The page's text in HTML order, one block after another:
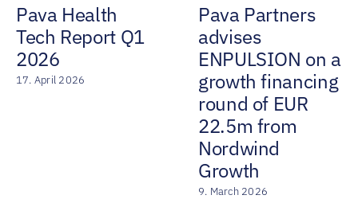
Pava Health
Tech Report Q1
2026
17. April 2026
Pava Partners
advises
ENPULSION on a
growth financing
round of EUR
22.5m from
Nordwind
Growth
9. March 2026